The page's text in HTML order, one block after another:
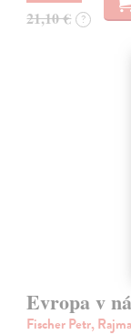
21,10 € ?
Evropa v
Fischer Petr,